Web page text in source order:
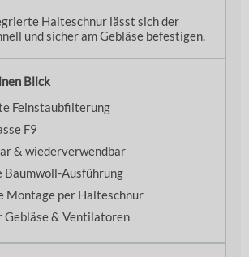
Halteschnur lässt sich der
und sicher am Gebläse befestigen.
Blick
Feinstaubfilterung
F9
& wiederverwendbar
Baumwoll-Ausführung
Montage per Halteschnur
Gebläse & Ventilatoren